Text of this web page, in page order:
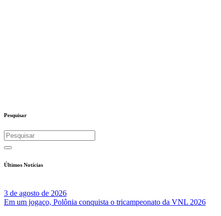
Pesquisar
Últimos Notícias
3 de agosto de 2026
Em um jogaço, Polônia conquista o tricampeonato da VNL 2026